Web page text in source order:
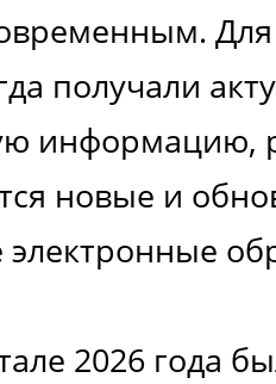
Для
получали
информацию,
новые и
2026 года